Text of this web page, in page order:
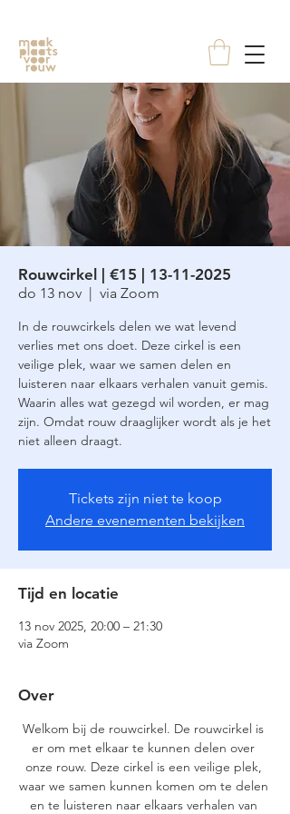
Rouwcirkel | €15 | 13-11-2025
do 13 nov
  |
via Zoom
In de rouwcirkels delen we wat levend
verlies met ons doet. Deze cirkel is een
veilige plek, waar we samen delen en
luisteren naar elkaars verhalen vanuit gemis.
Waarin alles wat gezegd wil worden, er mag
zijn. Omdat rouw draaglijker wordt als je het
niet alleen draagt.
Tickets zijn niet te koop
Andere evenementen bekijken
Tijd en locatie
13 nov 2025, 20:00 – 21:30
via Zoom
Over
Welkom bij de rouwcirkel. De rouwcirkel is
er om met elkaar te kunnen delen over
onze rouw. Deze cirkel is een veilige plek,
waar we samen kunnen komen om te delen
en te luisteren naar elkaars verhalen van